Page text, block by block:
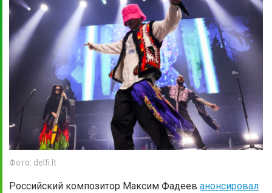
Фото: delfi.lt
Российский композитор Максим Фадеев анонсировал